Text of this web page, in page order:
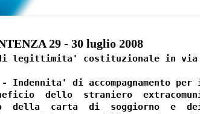
29 - 30 luglio 2008
legittimita' costituzionale in via
Indennita' di accompagnamento
dello  straniero
della  carta  di  soggiorno  e